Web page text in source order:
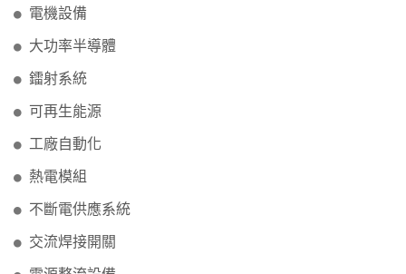
電機設備
大功率半導體
鐳射系統
可再生能源
工廠自動化
熱電模組
不斷電供應系統
交流焊接開關